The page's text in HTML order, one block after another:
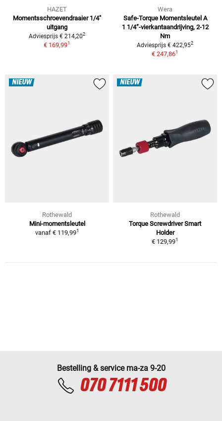
HAZET
Momentsschroevendraaier 1/4"
uitgang
Adviesprijs € 214,202
€ 169,991
Wera
Safe-Torque Momentsleutel A
1 1/4”-vierkantaandrijving, 2-12
Nm
Adviesprijs € 422,952
€ 247,861
NIEUW
Rothewald
Mini-momentsleutel
vanaf € 119,991
NIEUW
Rothewald
Torque Screwdriver Smart
Holder
€ 129,991
Bestelling & service ma-za 9-20
070 7111 500